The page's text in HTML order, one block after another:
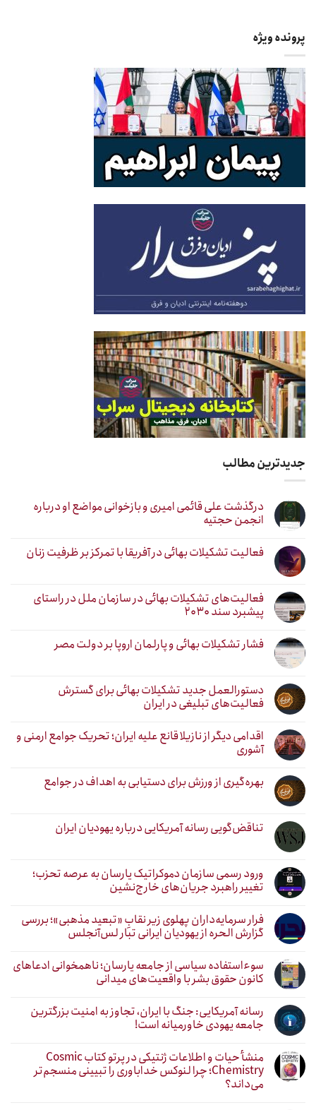
پرونده ویژه
جدیدترین مطالب
درگذشت علی قائمی امیری و بازخوانی مواضع او درباره
انجمن حجتیه
فعالیت تشکیلات بهائی در آفریقا با تمرکز بر ظرفیت زنان
فعالیت‌های تشکیلات بهائی در سازمان ملل در راستای
پیشبرد سند ۲۰۳۰
فشار تشکیلات بهائی و پارلمان اروپا بر دولت مصر
دستورالعمل جدید تشکیلات بهائی برای گسترش
فعالیت‌های تبلیغی در ایران
اقدامی دیگر از نازیلا قانع علیه ایران؛ تحریک جوامع ارمنی و
آشوری
بهره‌گیری از ورزش برای دستیابی به اهداف در جوامع
تناقض‌گویی رسانه آمریکایی درباره یهودیان ایران
ورود رسمی سازمان دموکراتیک یارسان به عرصه تحزب؛
تغییر راهبرد جریان‌های خارج‌نشین
فرار سرمایه‌داران پهلوی زیر نقابِ «تبعید مذهبی»؛ بررسی
گزارش الحره از یهودیان ایرانی تبار لس‌آنجلس
سوءاستفاده سیاسی از جامعه یارسان؛ ناهمخوانی ادعاهای
کانون حقوق بشر با واقعیت‌های میدانی
رسانه آمریکایی: جنگ با ایران، تجاوز به امنیت بزرگترین
جامعه یهودی خاورمیانه است!
منشأ حیات و اطلاعات ژنتیکی در پرتو کتاب Cosmic
Chemistry؛ چرا لنوکس خداباوری را تبیینی منسجم‌تر
می‌داند؟